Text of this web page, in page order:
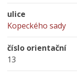
ulice
Kopeckého sady
číslo orientační
13